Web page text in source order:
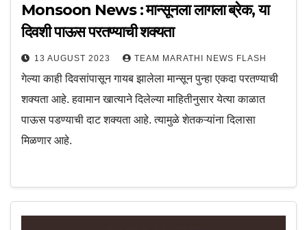
Monsoon News : मान्सूनला लागला ब्रेक, या
दिवशी पाऊस परतण्याची शक्यता
13 AUGUST 2023 TEAM MARATHI NEWS FLASH
गेल्या काही दिवसांपासून गायब झालेला मान्सून पुन्हा एकदा परतण्याची
शक्यता आहे. हवामान खात्याने दिलेल्या माहितीनुसार येत्या काळात
पाऊस पडण्याची दाट शक्यता आहे. त्यामुळे शेतकऱ्यांना दिलासा
मिळणार आहे.